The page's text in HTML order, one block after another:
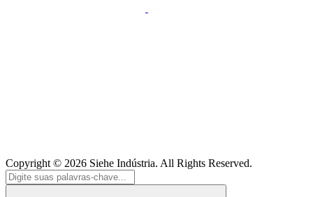
Copyright © 2026 Siehe Indústria. All Rights Reserved.